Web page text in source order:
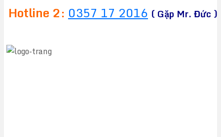
Hotline 2: 0357 17 2016 ( Gặp Mr. Đức )